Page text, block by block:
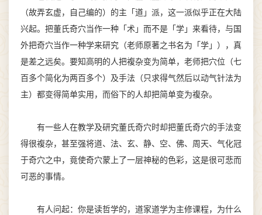
（故弄玄虚，自己编的）的主「道」派，这一派似乎正在大陆
兴起。把董氏奇穴当作一种「术」而不是「学」来看待，与国
外把奇穴当作一种学来研究（老师原著之书名为「学」），真
是差之远矣。要知高明的人把複杂变为简单，老师把穴位（七
百多个简化为两百多个）及手法（只求得气然后以动气针法为
主）都变得简单实用，而俗下的人却把简单变为複杂。
有一些人在教学及研究董氏奇穴时却把董氏奇穴的手法变
得很複杂，甚至强将道、法、玄、静、空、佛、周天、气化冠
于奇穴之中，竟使奇穴蒙上了一层神秘的色彩，这是很可悲而
可恶的事情。
有人问起：你是读哲学的，道家道学为主修课程，为什么